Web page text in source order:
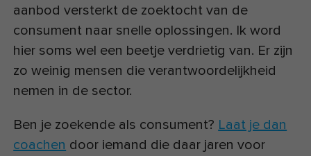
aanbod versterkt de zoektocht van de
consument naar snelle oplossingen. Ik word
hier soms wel een beetje verdrietig van. Er zijn
zo weinig mensen die verantwoordelijkheid
nemen in de sector.
Ben je zoekende als consument? Laat je dan
coachen door iemand die daar jaren voor